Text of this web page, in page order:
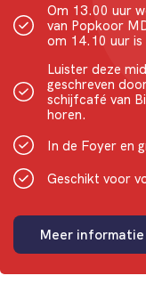
Om 13.00 uur
van Popkoor
om 14.10 uur
Luister deze
geschreven
schijfcafé van
horen.
In de Foyer en
Geschikt voor
Meer informatie